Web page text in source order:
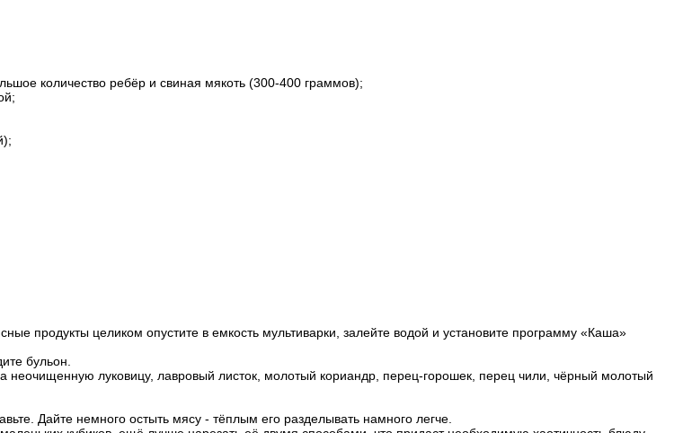
количество ребёр и свиная мякоть (300-400 граммов);
продукты целиком опустите в емкость мультиварки, залейте водой и установите программу «Каша»
бульон.
луковицу, лавровый листок, молотый кориандр, перец-горошек, перец чили, чёрный молотый
Дайте немного остыть мясу - тёплым его разделывать намного легче.